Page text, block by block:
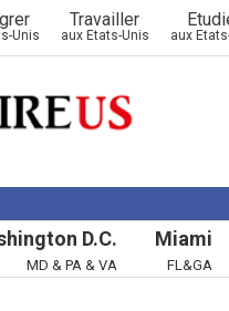
Unis
Travailler
aux Etats-Unis aux
D.C.
MD & PA & VA
Miami
FL&GA